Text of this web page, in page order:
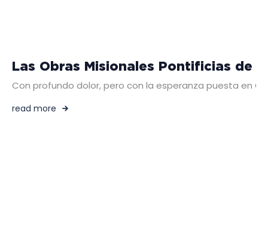
Las Obras Misionales Pontificias de
Con profundo dolor, pero con la esperanza puesta en
read more